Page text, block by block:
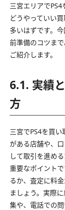
三宮エリアでPS4
どうやっていい
多いはずです。
前準備のコツま
ご紹介します。
6.1. 実績
方
三宮でPS4を買
がある店舗や、
して取引を進め
重要なポイント
るか、査定に料
ましょう。実際
集や、電話での